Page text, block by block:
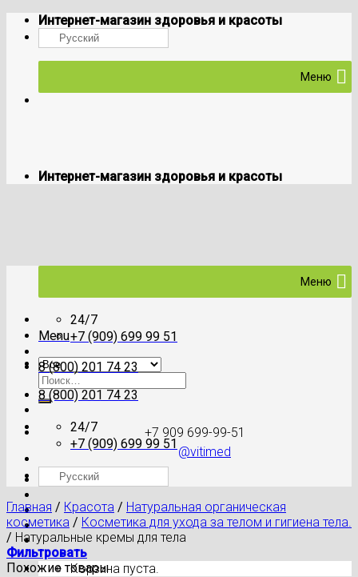
Skip
content
Интернет-магазин здоровья и красоты
Русский
Меню
Интернет-магазин здоровья и красоты
Menu
Искать:
+7 909 699-99-51
@vitimed
Где моя посылка?
Корзина пуста.
Меню
24/7
+7 (909) 699 99 51
8 (800) 201 74 23
8 (800) 201 74 23
24/7
+7 (909) 699 99 51
Русский
Главная / Красота / Натуральная органическая
косметика / Косметика для ухода за телом и гигиена тела.
/ Натуральные кремы для тела
Фильтровать
Похожие товары